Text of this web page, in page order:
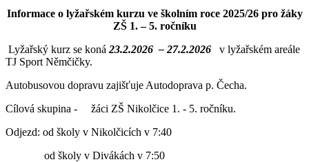
Informace o lyžařském kurzu ve školním roce 2025/26 pro žáky
ZŠ 1. – 5. ročníku
Lyžařský kurz se koná 23.2.2026 – 27.2.2026
v lyžařském areále
TJ Sport Němčičky.
Autobusovou dopravu zajišťuje Autodoprava p. Čecha.
Cílová skupina - žáci ZŠ Nikolčice 1. - 5. ročníku.
Odjezd: od školy v Nikolčicích v 7:40
od školy v Divákách v 7:50